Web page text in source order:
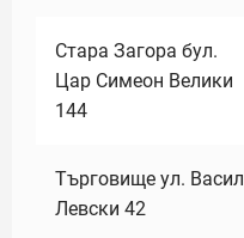
Стара Загора бул.
Цар Симеон Велики
144
Търговище ул. Васил
Левски 42